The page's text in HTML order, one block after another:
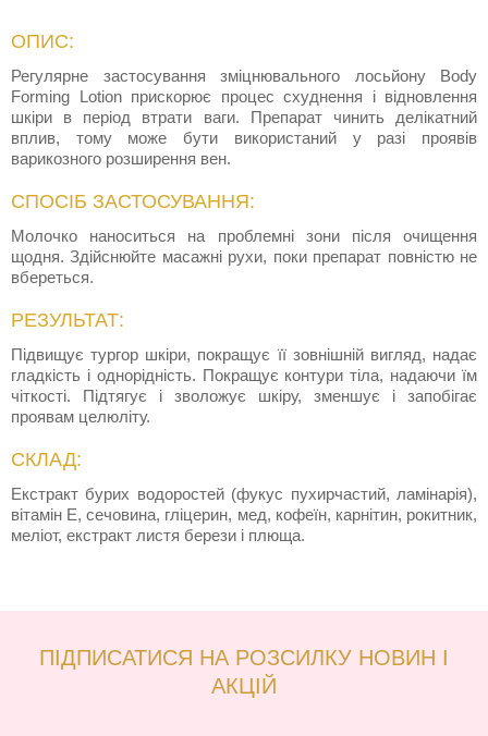
ОПИС:
Регулярне застосування зміцнювального лосьйону Body
Forming Lotion прискорює процес схуднення і відновлення
шкіри в період втрати ваги. Препарат чинить делікатний
вплив, тому може бути використаний у разі проявів
варикозного розширення вен.
СПОСІБ ЗАСТОСУВАННЯ:
Молочко наноситься на проблемні зони після очищення
щодня. Здійснюйте масажні рухи, поки препарат повністю не
вбереться.
РЕЗУЛЬТАТ:
Підвищує тургор шкіри, покращує її зовнішній вигляд, надає
гладкість і однорідність. Покращує контури тіла, надаючи їм
чіткості. Підтягує і зволожує шкіру, зменшує і запобігає
проявам целюліту.
СКЛАД:
Екстракт бурих водоростей (фукус пухирчастий, ламінарія),
вітамін Е, сечовина, гліцерин, мед, кофеїн, карнітин, рокитник,
меліот, екстракт листя берези і плюща.
ПІДПИСАТИСЯ НА РОЗСИЛКУ НОВИН І
АКЦІЙ